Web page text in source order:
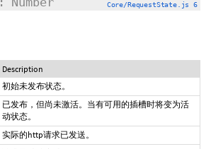
Core/RequestState.js 6
Description
初始未发布状态。
已发布，但尚未激活。当有可用的插槽时将变为活
动状态。
实际的http请求已发送。